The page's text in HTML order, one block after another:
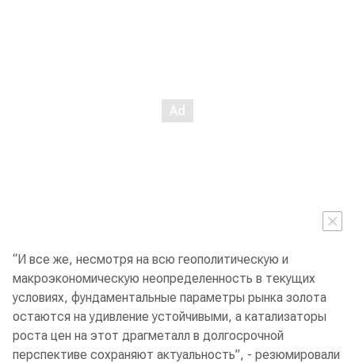
“И все же, несмотря на всю геополитическую и
макроэкономическую неопределенность в текущих
условиях, фундаментальные параметры рынка золота
остаются на удивление устойчивыми, а катализаторы
роста цен на этот драгметалл в долгосрочной
перспективе сохраняют актуальность”, - резюмировали